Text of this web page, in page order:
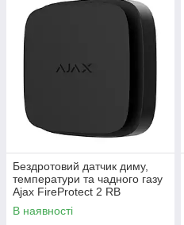
Бездротовий датчик диму,
температури та чадного газу
Ajax FireProtect 2 RB
(Heat/Smoke/CO) (8EU) Black
В наявності